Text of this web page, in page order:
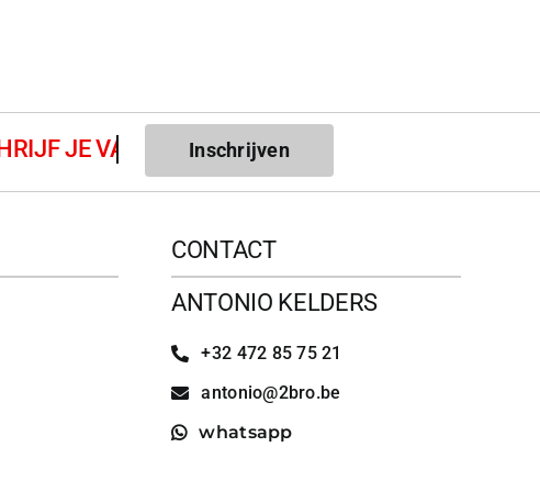
Inschrijven
CONTACT
ANTONIO KELDERS
+32 472 85 75 21
antonio@2bro.be
whatsapp